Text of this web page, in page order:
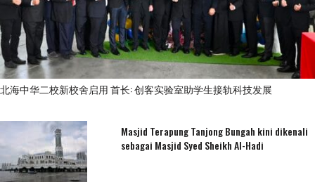
北海中华二校新校舍启用 首长: 创客实验室助学生接轨科技发展
Masjid Terapung Tanjong Bungah kini dikenali
sebagai Masjid Syed Sheikh Al-Hadi